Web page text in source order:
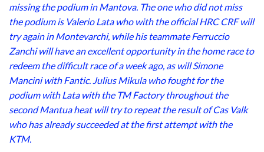
missing the podium in Mantova. The one who did not miss
the podium is Valerio Lata who with the official HRC CRF will
try again in Montevarchi, while his teammate Ferruccio
Zanchi will have an excellent opportunity in the home race to
redeem the difficult race of a week ago, as will Simone
Mancini with Fantic. Julius Mikula who fought for the
podium with Lata with the TM Factory throughout the
second Mantua heat will try to repeat the result of Cas Valk
who has already succeeded at the first attempt with the
KTM.